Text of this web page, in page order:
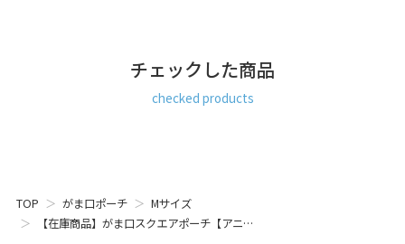
calf きりん 麒麟 ジラフ giraffe しまうま 縞 ゼブラ zebra ヒョ
ウ 豹 パンサー panther レオパード leopard ジャガー jaguar
ネコ科 かわいい 女性が 喜ぶ 喜ばれる プレゼント もらって
チェックした商品
checked products
TOP がま口ポーチ
Mサイズ
【在庫商品】がま口スクエアポーチ【アニ…